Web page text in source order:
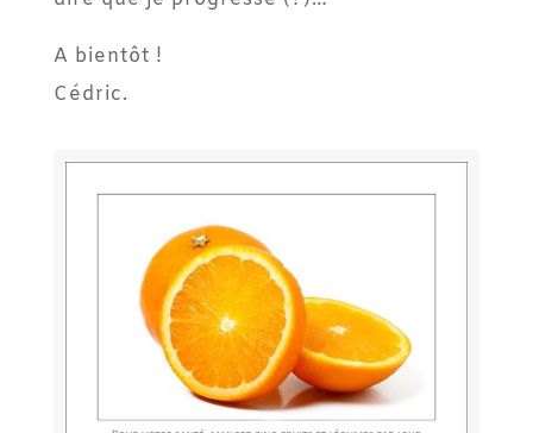
A bientôt !
Cédric.